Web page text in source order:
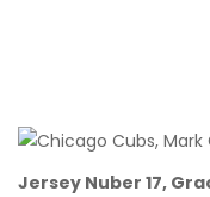
Jersey Nuber 17,